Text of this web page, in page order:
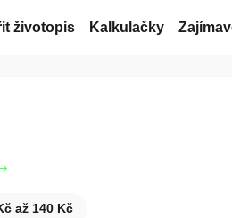
životopis Kalkulačky
až 140 Kč